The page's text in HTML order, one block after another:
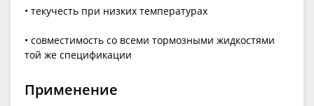
• текучесть при низких температурах
• совместимость со всеми тормозными жидкостями
той же спецификации
Применение